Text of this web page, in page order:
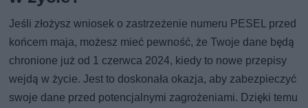
Jeśli złożysz wniosek o zastrzeżenie numeru PESEL przed
końcem maja, możesz mieć pewność, że Twoje dane będą
chronione już od 1 czerwca 2024, kiedy to nowe przepisy
wejdą w życie. Jest to doskonała okazja, aby zabezpieczyć
swoje dane przed potencjalnymi zagrożeniami. Dzięki temu